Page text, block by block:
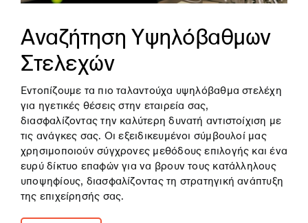
Αναζήτηση Υψηλόβαθμων
Στελεχών
Εντοπίζουμε τα πιο ταλαντούχα υψηλόβαθμα στελέχη
για ηγετικές θέσεις στην εταιρεία σας,
διασφαλίζοντας την καλύτερη δυνατή αντιστοίχιση με
τις ανάγκες σας. Οι εξειδικευμένοι σύμβουλοί μας
χρησιμοποιούν σύγχρονες μεθόδους επιλογής και ένα
ευρύ δίκτυο επαφών για να βρουν τους κατάλληλους
υποψηφίους, διασφαλίζοντας τη στρατηγική ανάπτυξη
της επιχείρησής σας.